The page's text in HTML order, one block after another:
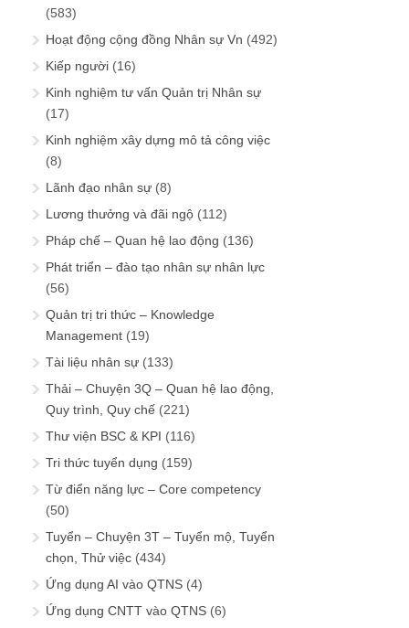
(583)
Hoạt động cộng đồng Nhân sự Vn (492)
Kiếp người (16)
Kinh nghiệm tư vấn Quản trị Nhân sự
(17)
Kinh nghiệm xây dựng mô tả công việc
(8)
Lãnh đạo nhân sự (8)
Lương thưởng và đãi ngộ (112)
Pháp chế – Quan hệ lao động (136)
Phát triển – đào tạo nhân sự nhân lực
(56)
Quản trị tri thức – Knowledge
Management (19)
Tài liệu nhân sự (133)
Thải – Chuyện 3Q – Quan hệ lao động,
Quy trình, Quy chế (221)
Thư viện BSC & KPI (116)
Tri thức tuyển dụng (159)
Từ điển năng lực – Core competency
(50)
Tuyển – Chuyện 3T – Tuyển mộ, Tuyển
chọn, Thử việc (434)
Ứng dụng AI vào QTNS (4)
Ứng dụng CNTT vào QTNS (6)